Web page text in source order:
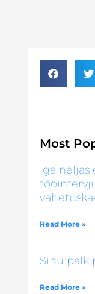
Most
Iga neljas
Read More »
Sinu palk
Read More »